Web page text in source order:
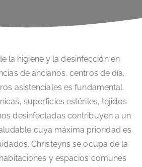
la higiene y la desinfección en
de ancianos, centros de día,
asistenciales es fundamental.
superficies estériles, tejidos
desinfectadas contribuyen a un
cuya máxima prioridad es
Christeyns se ocupa de la
y espacios comunes